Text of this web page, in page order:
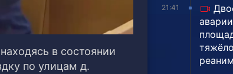
в состоянии
по улицам д.
21:41